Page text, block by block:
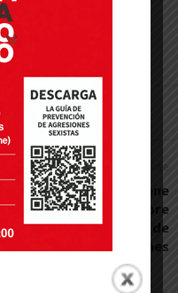
Artículo siguiente
La Policía Nacional detiene
en Tudela a un hombre
como presunto autor de
un delito de lesiones